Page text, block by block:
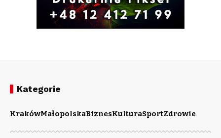
Kategorie
KrakówMałopolskaBiznesKulturaSportZdrowie